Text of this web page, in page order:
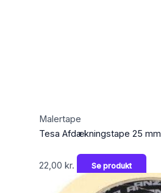
Malertape
Tesa Afdækningstape 25 mm
22,00 kr. Se produkt